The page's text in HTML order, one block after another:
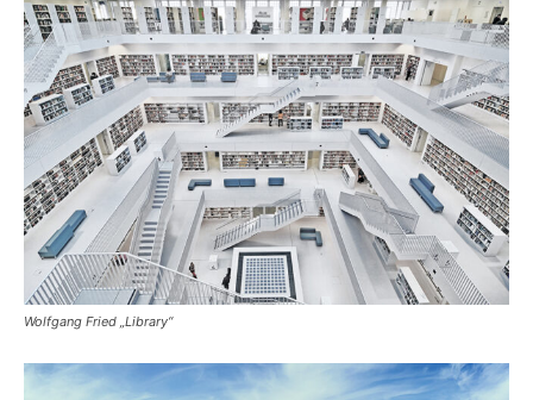
Wolfgang Fried „Library“